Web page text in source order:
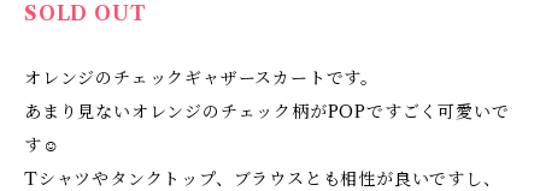
SOLD OUT
オレンジのチェックギャザースカートです。
あまり見ないオレンジのチェック柄がPOPですごく可愛いで
す☺
Tシャツやタンクトップ、ブラウスとも相性が良いですし、